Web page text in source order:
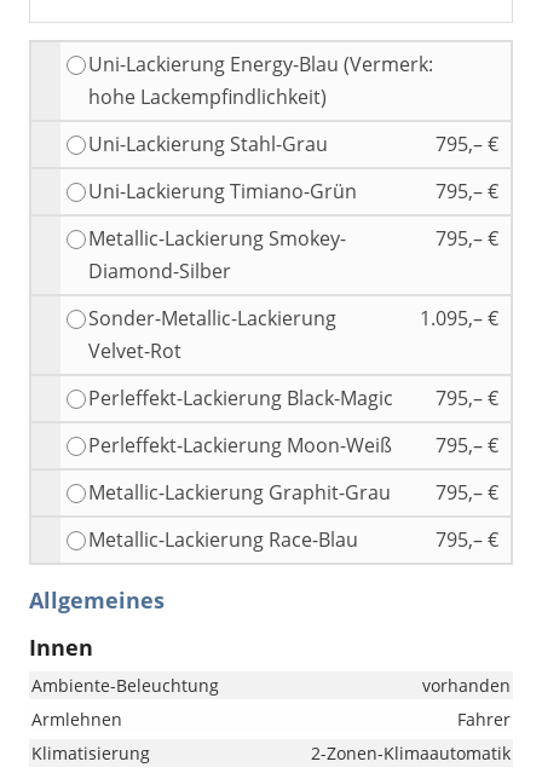
Uni-Lackierung Energy-Blau (Vermerk:
hohe Lackempfindlichkeit)
Uni-Lackierung Stahl-Grau
795,– €
Uni-Lackierung Timiano-Grün
795,– €
Metallic-Lackierung Smokey-
Diamond-Silber
795,– €
Sonder-Metallic-Lackierung
Velvet-Rot
1.095,– €
Perleffekt-Lackierung Black-Magic
795,– €
Perleffekt-Lackierung Moon-Weiß
795,– €
Metallic-Lackierung Graphit-Grau
795,– €
Metallic-Lackierung Race-Blau
795,– €
Allgemeines
Innen
Ambiente-Beleuchtung
vorhanden
Armlehnen
Fahrer
Klimatisierung
2-Zonen-Klimaautomatik